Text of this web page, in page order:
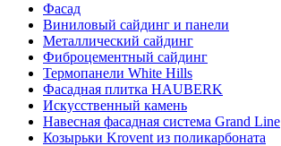
Фасад
Виниловый сайдинг и панели
Металлический сайдинг
Фиброцементный сайдинг
Термопанели White Hills
Фасадная плитка HAUBERK
Искусственный камень
Навесная фасадная система Grand Line
Козырьки Krovent из поликарбоната